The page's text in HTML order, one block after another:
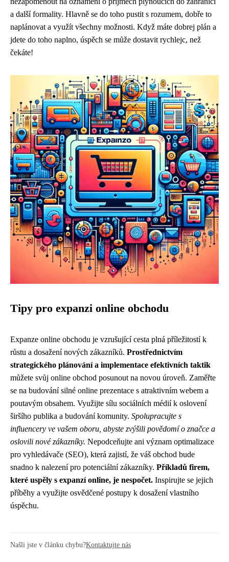
a další formality. Hlavně se do toho pustit s rozumem, dobře to
naplánovat a využít všechny možnosti. Když máte dobrej plán a
jdete do toho naplno, úspěch se může dostavit rychlejc, než
čekáte!
Tipy pro expanzi online obchodu
Expanze online obchodu je vzrušující cesta plná příležitostí k
růstu a dosažení nových zákazníků. Prostřednictvím
strategického plánování a implementace efektivních taktik
můžete svůj online obchod posunout na novou úroveň. Zaměřte
se na budování silné online prezentace s atraktivním webem a
poutavým obsahem. Využijte sílu sociálních médií k oslovení
širšího publika a budování komunity. Spolupracujte s
influencery ve vašem oboru, abyste zvýšili povědomí o značce a
oslovili nové zákazníky. Nepodceňujte ani význam optimalizace
pro vyhledávače (SEO), která zajistí, že váš obchod bude
snadno k nalezení pro potenciální zákazníky. Příkladů firem,
které uspěly s expanzí online, je nespočet. Inspirujte se jejich
příběhy a využijte osvědčené postupy k dosažení vlastního
úspěchu.
Našli jste v článku chybu?Kontaktujte nás